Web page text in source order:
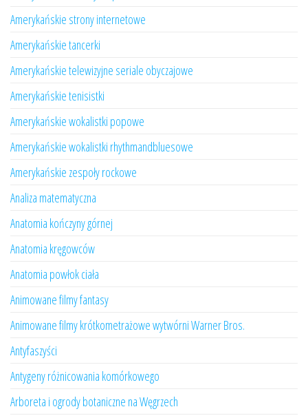
Amerykańskie strony internetowe
Amerykańskie tancerki
Amerykańskie telewizyjne seriale obyczajowe
Amerykańskie tenisistki
Amerykańskie wokalistki popowe
Amerykańskie wokalistki rhythmandbluesowe
Amerykańskie zespoły rockowe
Analiza matematyczna
Anatomia kończyny górnej
Anatomia kręgowców
Anatomia powłok ciała
Animowane filmy fantasy
Animowane filmy krótkometrażowe wytwórni Warner Bros.
Antyfaszyści
Antygeny różnicowania komórkowego
Arboreta i ogrody botaniczne na Węgrzech